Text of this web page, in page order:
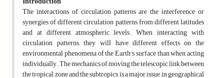
The interactions of circulation patterns are the interference or
synergies of different circulation patterns from different latitudes
and at different atmospheric levels. When interacting with
circulation patterns, they will have different effects on the
environmental phenomena of the Earth's surface than when acting
individually. The mechanics of moving the telescopic link between
the tropical zone and the subtropics is a major issue in geographical